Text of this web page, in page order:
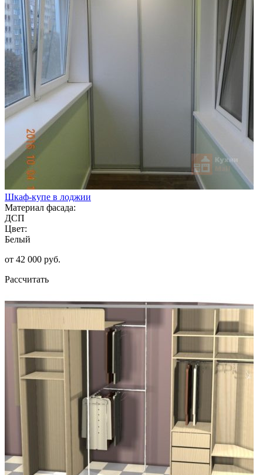
Шкаф-купе в лоджии
Материал фасада:
ДСП
Цвет:
Белый
от 42 000 руб.
Рассчитать